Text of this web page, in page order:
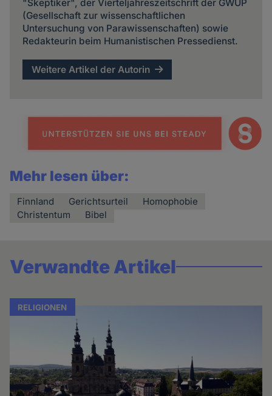
"Skeptiker", der Vierteljahreszeitschrift der GWUP
(Gesellschaft zur wissenschaftlichen
Untersuchung von Parawissenschaften) sowie
Redakteurin beim Humanistischen Pressedienst.
Weitere Artikel der Autorin
Mehr lesen über:
Finnland Gerichtsurteil
Homophobie
Christentum
Bibel
Verwandte Artikel
RELIGIONEN